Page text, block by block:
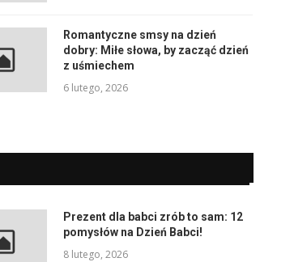
Romantyczne smsy na dzień
dobry: Miłe słowa, by zacząć dzień
z uśmiechem
6 lutego, 2026
Prezent dla babci zrób to sam: 12
pomysłów na Dzień Babci!
8 lutego, 2026